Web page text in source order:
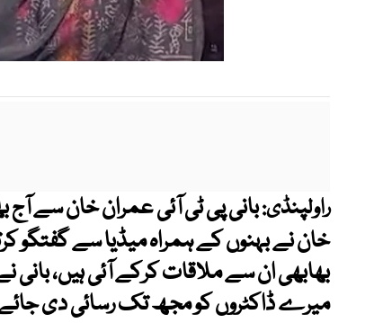
راولپنڈی:بانی پی ٹی آئی عمران خان سے
خان نے بہنوں کے ہمراہ میڈیا سے گفتگو
بھابھی ان سے ملاقات کرکے آئی ہیں، بانی
میرے ڈاکٹروں کو مجھ تک رسائی دی